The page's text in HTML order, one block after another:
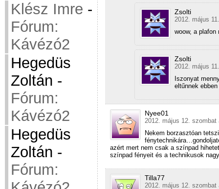
Klész Imre -
Fórum:
Kávézó2
Hegedüs
Zoltán -
Fórum:
Kávézó2
Hegedüs
Zoltán -
Fórum:
Zsolti
2012. május
woow, a
Zsolti
2012. május
Iszonyat
eltűnnek
Nyee01
2012. május 12. szombat
Nekem borzasztóan
azért mert nem csak a színpad
színpad fényeit és a technikusok
Tilla77
2012. május 12. szombat